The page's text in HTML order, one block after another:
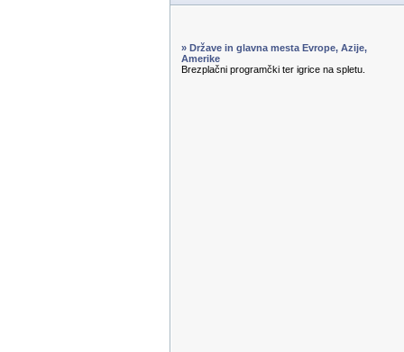
» Države in glavna mesta Evrope, Azije,
Amerike
Brezplačni programčki ter igrice na spletu.